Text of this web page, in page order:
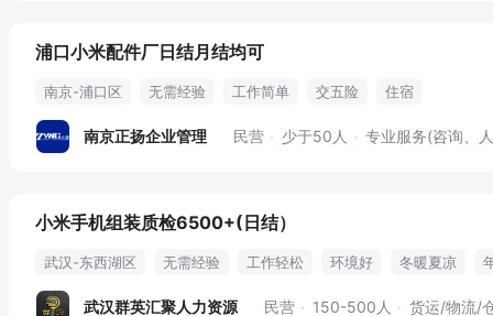
浦口小米配件厂日结月结均可
南京-浦口区 无需经验 工作简单 交五险 住宿
南京正扬企业管理 民营 少于50人 专业服务(咨询、
小米手机组装质检6500+(日结）
武汉-东西湖区 无需经验 工作轻松 环境好 冬暖夏凉
年终奖金
武汉群英汇聚人力资源 民营 150-500人 货运/物流/